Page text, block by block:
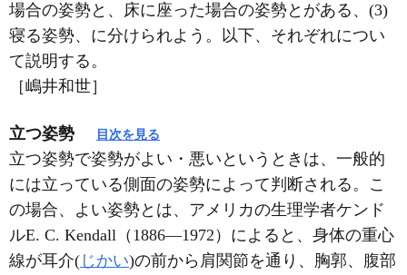
場合の姿勢と、床に座った場合の姿勢とがある、(3)
寝る姿勢、に分けられよう。以下、それぞれについ
て説明する。
［嶋井和世］
立つ姿勢 目次を見る
立つ姿勢で姿勢がよい・悪いというときは、一般的
には立っている側面の姿勢によって判断される。こ
の場合、よい姿勢とは、アメリカの生理学者ケンド
ルE. C. Kendall（1886―1972）によると、身体の重心
線が耳介( じかい)の前から肩関節を通り、胸郭、腹部